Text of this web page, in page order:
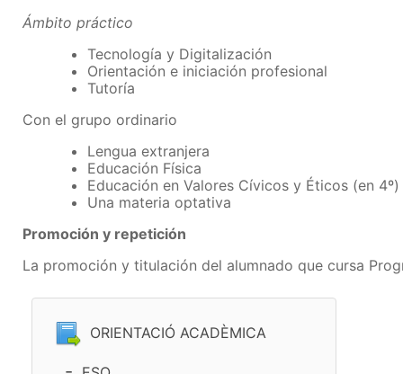
Ámbito práctico
Tecnología y Digitalización
Orientación e iniciación profesional
Tutoría
Con el grupo ordinario
Lengua extranjera
Educación Física
Educación en Valores Cívicos y Éticos (en 4º)
Una materia optativa
Promoción y repetición
La promoción y titulación del alumnado que cursa
ORIENTACIÓ ACADÈMICA